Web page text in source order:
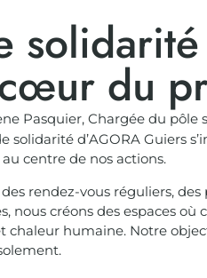
solidarité
du
Pasquier, Chargée du pôle
solidarité d’AGORA Guiers
au centre de nos actions.
rendez-vous réguliers,
nous créons des espaces
chaleur humaine. Notre